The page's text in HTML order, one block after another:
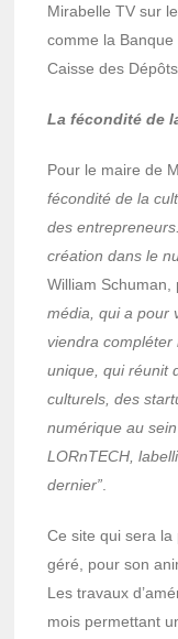
Mirabelle TV sur
comme la Banque
Caisse des
La fécondité de
Pour le maire de
fécondité de la
des
création dans le
William Schuman,
média, qui a pour
viendra compléter
unique, qui réunit
culturels, des
numérique au
LORnTECH,
dernier”
Ce site qui sera
géré, pour son
Les travaux
mois permettant